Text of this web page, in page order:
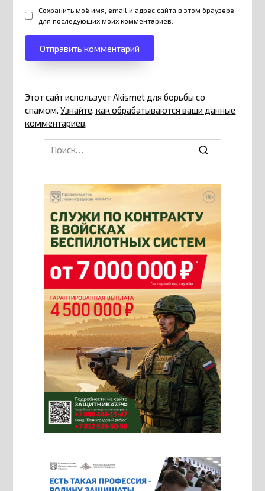
Сохранить моё имя, email и адрес сайта в этом браузере
для последующих моих комментариев.
Этот сайт использует Akismet для борьбы со
спамом.Узнайте, как обрабатываются ваши данные
комментариев.
Search
for: